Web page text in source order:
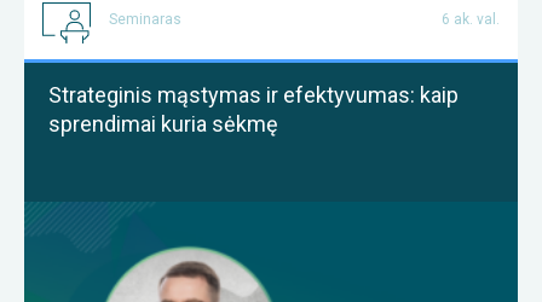
Seminaras 6 ak. val.
Strateginis mąstymas ir efektyvumas: kaip
sprendimai kuria sėkmę